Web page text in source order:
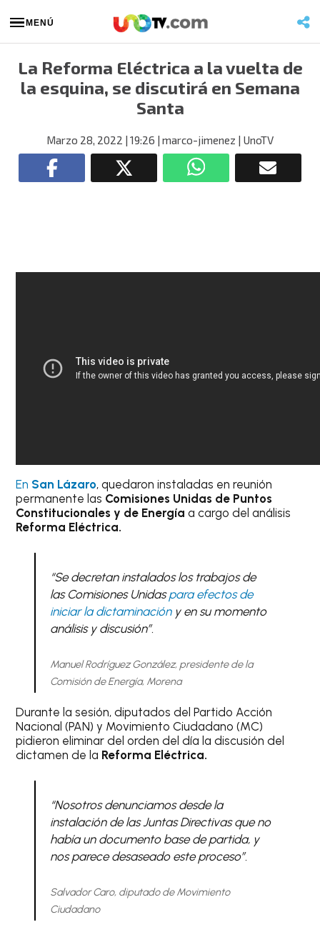
MENÚ
La Reforma Eléctrica a la vuelta de
la esquina, se discutirá en Semana
Santa
Marzo 28, 2022 | 19:26 | marco-jimenez | UnoTV
En San Lázaro, quedaron instaladas en reunión
permanente las Comisiones Unidas de Puntos
Constitucionales y de Energía a cargo del análisis
Reforma Eléctrica.
“Se decretan instalados los trabajos de
las Comisiones Unidaspara efectos de
iniciar la dictaminacióny en su momento
análisis y discusión”.
Manuel Rodríguez González, presidente de la
Comisión de Energía, Morena
Durante la sesión, diputados del Partido Acción
Nacional (PAN) y Movimiento Ciudadano (MC)
pidieron eliminar del orden del día la discusión del
dictamen de la Reforma Eléctrica.
“Nosotros denunciamos desde la
instalación de las Juntas Directivas que no
había un documento base de partida, y
nos parece desaseado este proceso”.
Salvador Caro, diputado de Movimiento
Ciudadano